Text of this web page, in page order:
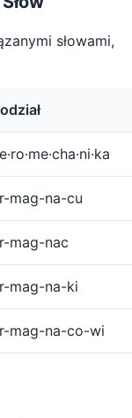
słowami,
mag-na-cu
mag-nac
mag-na-ki
mag-na-co-wi